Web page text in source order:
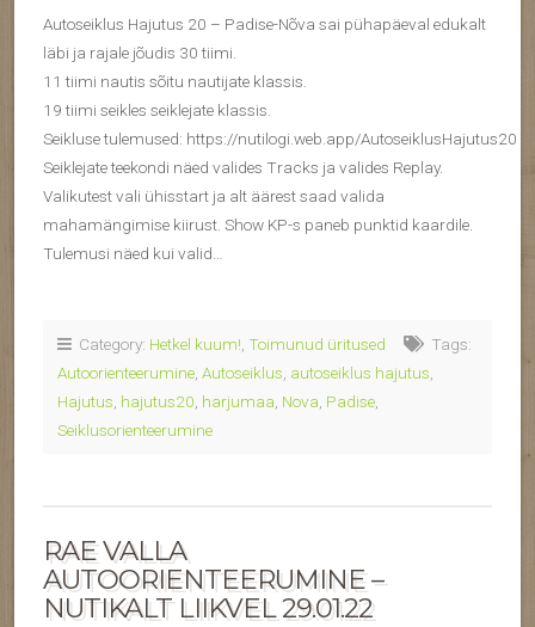
Autoseiklus Hajutus 20 – Padise-Nõva sai pühapäeval edukalt
läbi ja rajale jõudis 30 tiimi.
11 tiimi nautis sõitu nautijate klassis.
19 tiimi seikles seiklejate klassis.
Seikluse tulemused: https://nutilogi.web.app/AutoseiklusHajutus20
Seiklejate teekondi näed valides Tracks ja valides Replay.
Valikutest vali ühisstart ja alt äärest saad valida
mahamängimise kiirust. Show KP-s paneb punktid kaardile.
Tulemusi näed kui valid…
Category: Hetkel kuum!, Toimunud üritused
Tags:
Autoorienteerumine, Autoseiklus, autoseiklus hajutus,
Hajutus, hajutus20, harjumaa, Nova, Padise,
Seiklusorienteerumine
RAE VALLA
AUTOORIENTEERUMINE –
NUTIKALT LIIKVEL 29.01.22